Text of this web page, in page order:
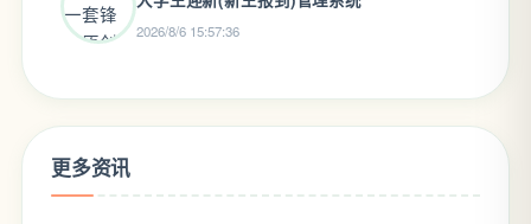
2026/8/6 15:57:36
更多资讯